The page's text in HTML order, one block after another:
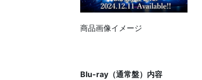
商品画像イメージ
Blu-ray（通常盤）内容